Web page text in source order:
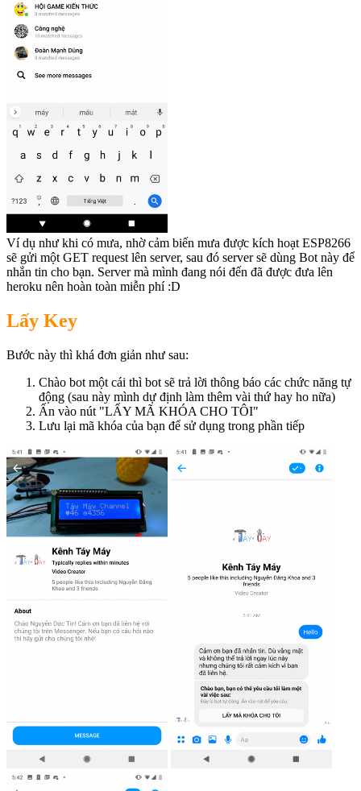
Ví dụ như khi có mưa, nhờ cảm biến mưa được kích hoạt ESP8266
sẽ gửi một GET request lên server, sau đó server sẽ dùng Bot này để
nhắn tin cho bạn. Server mà mình đang nói đến đã được đưa lên
heroku nên hoàn toàn miễn phí :D
Lấy Key
Bước này thì khá đơn giản như sau:
Chào bot một cái thì bot sẽ trả lời thông báo các chức năng tự
động (sau này mình dự định làm thêm vài thứ hay ho nữa)
Ấn vào nút "LẤY MÃ KHÓA CHO TÔI"
Lưu lại mã khóa của bạn để sử dụng trong phần tiếp